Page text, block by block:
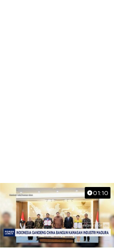
01:10